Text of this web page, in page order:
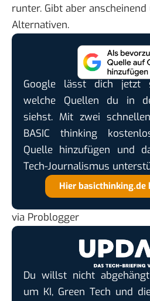
runter. Gibt aber
Alternativen.
Google lässt dich jetzt
welche Quellen du in
siehst. Mit zwei
BASIC thinking
Quelle hinzufügen und
Tech-Journalismus
Hier basicthinking.de
via Problogger
Du willst nicht
um KI, Green Tech und